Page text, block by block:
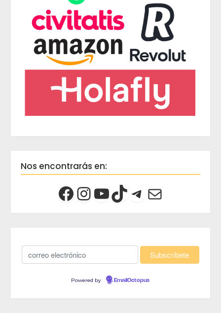
Nos encontrarás en:
Powered by EmailOctopus